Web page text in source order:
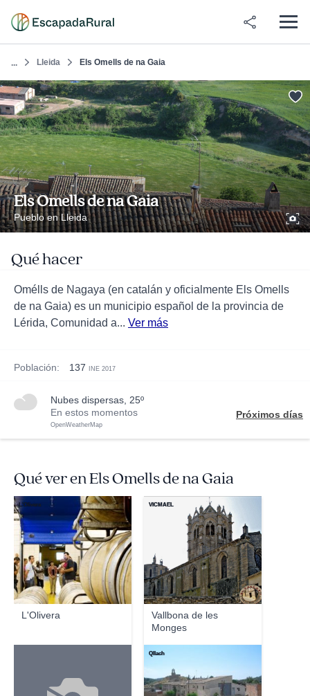
... Lleida Els Omells de na Gaia
Els Omells de na Gaia
Pueblo en Lleida
Qué hacer
Omélls de Nagaya (en catalán y oficialmente Els Omells
de na Gaia) es un municipio español de la provincia de
Lérida, Comunidad a... Ver más
Población: 137 INE 2017
nubes dispersas, 25º
En estos momentos
OpenWeatherMap
Próximos días
Qué ver en Els Omells de na Gaia
L'Olivera
L'Olivera
Vallbona de les
Monges
VICMAEL
Qllach